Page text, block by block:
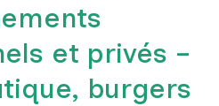
et privés –
burgers